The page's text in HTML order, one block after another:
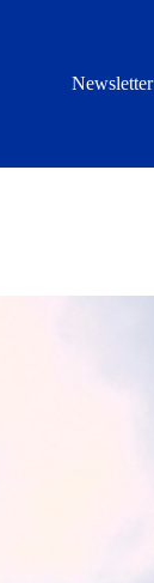
Newsletter